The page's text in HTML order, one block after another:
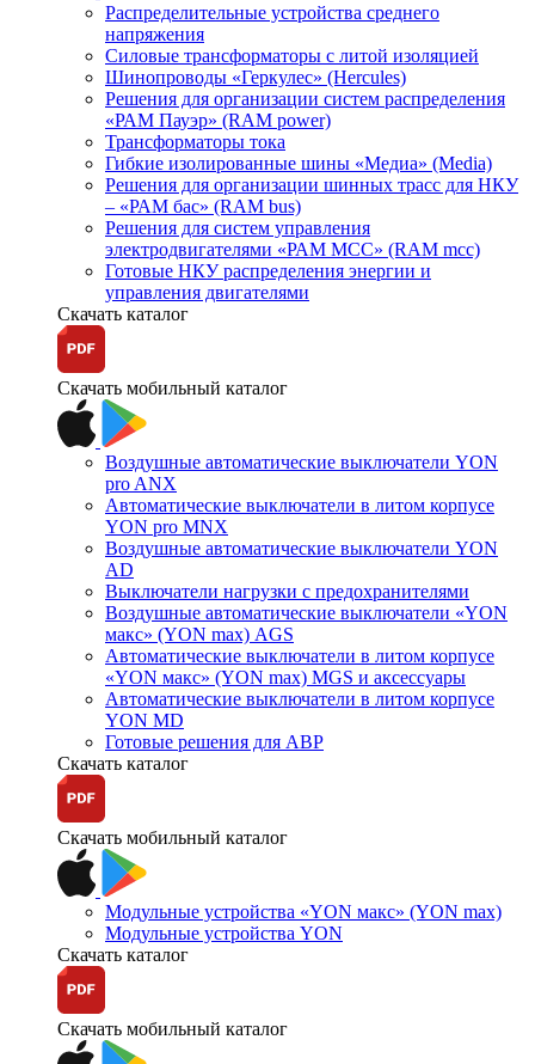
Распределительные устройства среднего
напряжения
Силовые трансформаторы с литой изоляцией
Шинопроводы «Геркулес» (Hercules)
Решения для организации систем распределения
«РАМ Пауэр» (RAM power)
Трансформаторы тока
Гибкие изолированные шины «Медиа» (Media)
Решения для организации шинных трасс для НКУ
– «РАМ бас» (RAM bus)
Решения для систем управления
электродвигателями «РАМ МСС» (RAM mcc)
Готовые НКУ распределения энергии и
управления двигателями
Скачать каталог
Скачать мобильный каталог
Воздушные автоматические выключатели YON
pro ANX
Автоматические выключатели в литом корпусе
YON pro MNX
Воздушные автоматические выключатели YON
AD
Выключатели нагрузки с предохранителями
Воздушные автоматические выключатели «YON
макс» (YON max) AGS
Автоматические выключатели в литом корпусе
«YON макс» (YON max) MGS и аксессуары
Автоматические выключатели в литом корпусе
YON MD
Готовые решения для АВР
Скачать каталог
Скачать мобильный каталог
Модульные устройства «YON макс» (YON max)
Модульные устройства YON
Скачать каталог
Скачать мобильный каталог